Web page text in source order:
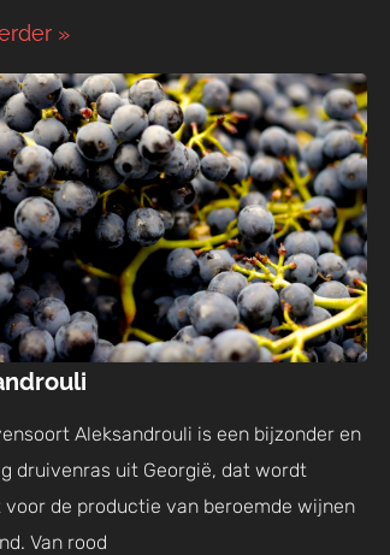
»
Aleksandrouli is een bijzonder en
druivenras uit Georgië, dat wordt
voor de productie van beroemde wijnen
Van rood